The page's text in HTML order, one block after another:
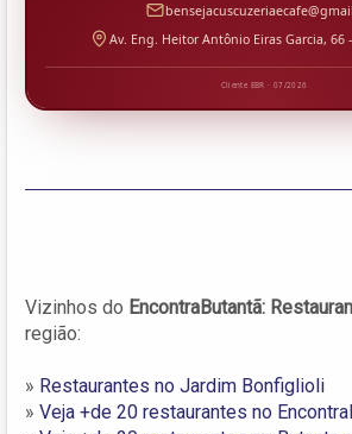
Av. Eng. Heitor Antônio Eiras Garcia, 66 -
Cliente EBR · 07/2026
Vizinhos do EncontraButantã:
região:
» Restaurantes no Jardim Bonfiglioli
» Veja +de 20 restaurantes no